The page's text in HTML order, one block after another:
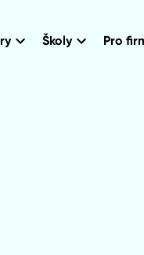
Školy Pro